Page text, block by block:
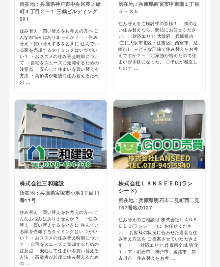
所在地：兵庫県神戸市中央区琴ノ緒
町４丁目２－１ 三鶴ビルディング
201
住み替え・買い替えをお考えの方へ こ
んなお悩みはありませんか？ ・住み
替え・買い替えするをときに 住んでい
る家を売却するタイミングはいつがい
い？ ・おススメの住み替え時期につい
て ・自宅をスムーズに売却するための
注意点 ・安心して住まいを買い替える
方法 ・高齢者が老後に住み替えるため
の ...
所在地：兵庫県西宮市甲東園１丁目
５－３５
住み替えをご検討中の皆様！！ 損のな
い住み替えなら、弊社にお任せくださ
い。 対応エリア 大阪府、兵庫県内
(主に大阪市北区・住吉区、西宮市、尼
崎市) ～どんな理由で住み替えをお考
えですか？～ 〇家族が増えたので住
まいが手狭になった。 〇子供が独立し
たので ...
株式会社三和建設
所在地：兵庫県宝塚市小浜3丁目11
番11号
住み替え・買い替えをお考えの方へ こ
んなお悩みはありませんか？ ・住み
替え・買い替えするをときに 住んでい
る家を売却するタイミングはいつがい
い？ ・おススメの住み替え時期につい
て ・自宅をスムーズに売却するための
注意点 ・安心して住まいを買い替える
方法 ・高齢者が老後に住み替えるため
の ...
株式会社ＬＡＮＳＥＥＤ(ラン
シード)
所在地：兵庫県明石市二見町西二見
157番地の127
住み替えのご相談は 株式会社ＬＡＮＳ
ＥＥＤ(ランシード)に お任せくださ
い！ お客様の状況に合わせた適切な住
み替え方法を ご提案させていただきま
す！！ 対応エリア 兵庫県全域 強化
エリア：明石市 神戸市、姫路市、加
古川市 住み替えをお考 ...